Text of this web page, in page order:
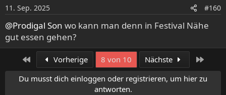
n
e
n
:
11. Sep. 2025 #160
@Prodigal Son wo kann man denn in Festival Nähe
gut essen gehen?
Erste Vorherige 8 von 10 Nächste
Du musst dich einloggen oder registrieren, um hier zu
antworten.